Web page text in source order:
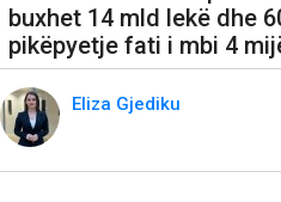
buxhet 14 mld lekë dhe
pikëpyetje fati i mbi 4
Eliza Gjediku